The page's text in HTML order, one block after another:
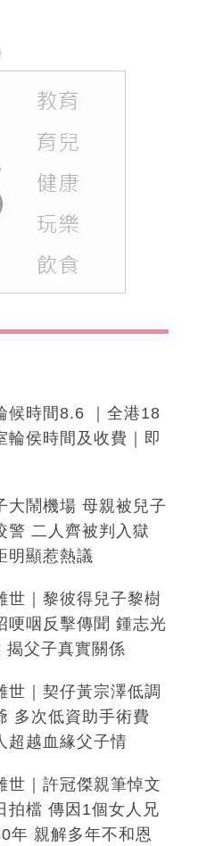
候時間8.6 ｜全港18
輪侯時間及收費｜即
大鬧機場 母親被兒子
警 二人齊被判入獄
明顯惹熱議
世｜黎彼得兒子黎樹
哽咽反擊傳聞 鍾志光
揭父子真實關係
世｜契仔黃宗澤低調
多次低資助手術費
超越血緣父子情
世｜許冠傑親筆悼文
拍檔 傳因1個女人兄
年 親解多年不和恩